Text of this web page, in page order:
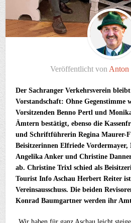
Veröffentlicht von Anton
Der Sachranger Verkehrsverein
Vorstandschaft: Ohne Gegenstimme
Vorsitzenden Benno Pertl und
Ämtern bestätigt, ebenso die
und Schriftführerin Regina Maurer-
Beisitzerinnen Elfriede Vordermayer,
Angelika Anker und Christine
ab. Christine Trixl schied als
Tourist Info Aschau Herbert Reiter
Vereinsausschuss. Die beiden
Konrad Baumgartner werden ihr